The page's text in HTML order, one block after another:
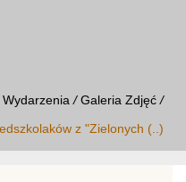
Wydarzenia / Galeria Zdjęć /
z "Zielonych (..)